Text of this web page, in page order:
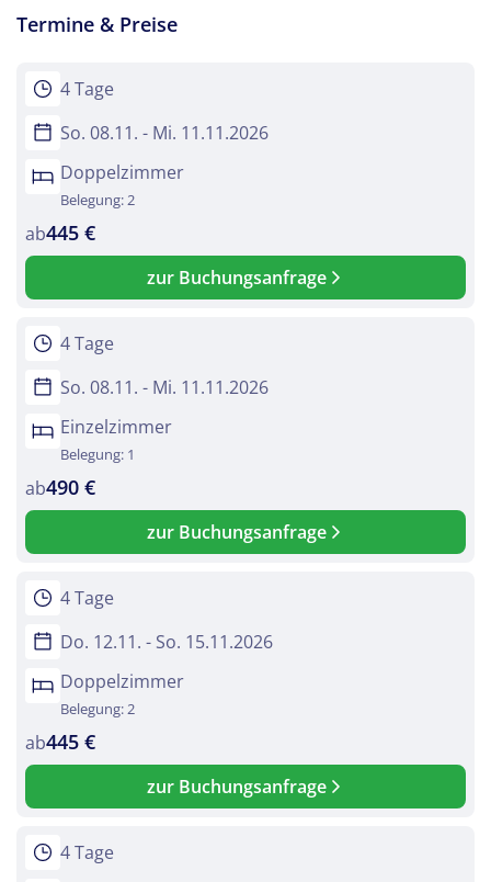
Telegram
per E-Mail senden
Termine & Preise
4 Tage
So. 08.11. - Mi. 11.11.2026
Doppelzimmer
Belegung: 2
ab445 €
zur Buchungsanfrage
4 Tage
So. 08.11. - Mi. 11.11.2026
Einzelzimmer
Belegung: 1
ab490 €
zur Buchungsanfrage
4 Tage
Do. 12.11. - So. 15.11.2026
Doppelzimmer
Belegung: 2
ab445 €
zur Buchungsanfrage
4 Tage